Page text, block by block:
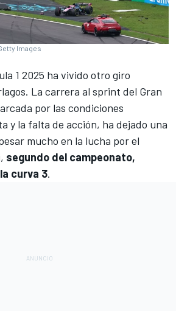
Images
1 2025 ha vivido otro giro
La carrera al sprint del Gran
por las condiciones
y la falta de acción, ha dejado una
mucho en la lucha por el
, segundo del campeonato,
curva 3.